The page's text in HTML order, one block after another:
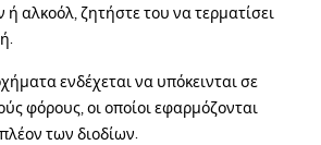
αλκοόλ, ζητήστε του να τερματίσει
ενδέχεται να υπόκεινται σε
φόρους, οι οποίοι εφαρμόζονται
των διοδίων.